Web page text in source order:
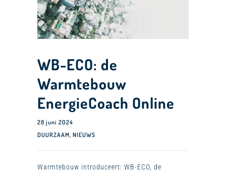
WB-ECO: de
Warmtebouw
EnergieCoach Online
28 juni 2024
DUURZAAM, NIEUWS
Warmtebouw introduceert: WB-ECO, de